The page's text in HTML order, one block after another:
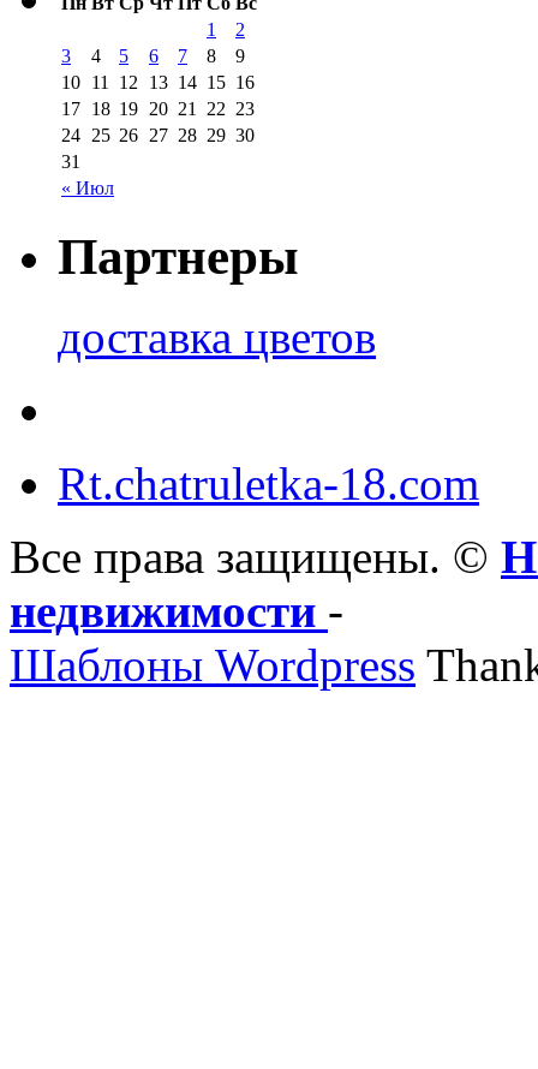
« Июл
1
2
3
4 5 6 7 8
9
10 11 12 13 14 15 16
17 18 19 20 21 22 23
24 25 26 27 28 29 30
31
Партнеры
доставка цветов
Rt.chatruletka-18.com
Все права защищены. ©
недвижимости -
Шаблоны Wordpress